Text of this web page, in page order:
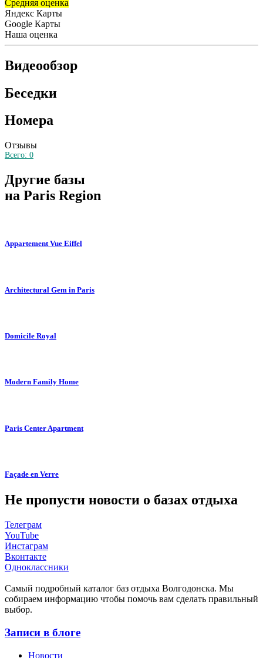
Средняя оценка
Яндекс Карты
Google Карты
Наша оценка
Видеообзор
Беседки
Номера
Отзывы
Всего: 0
Другие базы
на Paris Region
Appartement Vue Eiffel
Architectural Gem in Paris
Domicile Royal
Modern Family Home
Paris Center Apartment
Façade en Verre
Не пропусти новости о базах отдыха
Телеграм
YouTube
Инстаграм
Вконтакте
Одноклассники
Cамый подробный каталог баз отдыха Волгодонска. Мы
собираем информацию чтобы помочь вам сделать правильный
выбор.
Записи в блоге
Новости